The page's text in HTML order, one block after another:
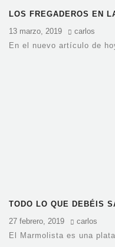
LOS FREGADEROS EN
13 marzo, 2019
carlos
En el nuevo artículo de
TODO LO QUE DEBÉIS
BARCELONA
27 febrero, 2019
carlos
El Marmolista es una